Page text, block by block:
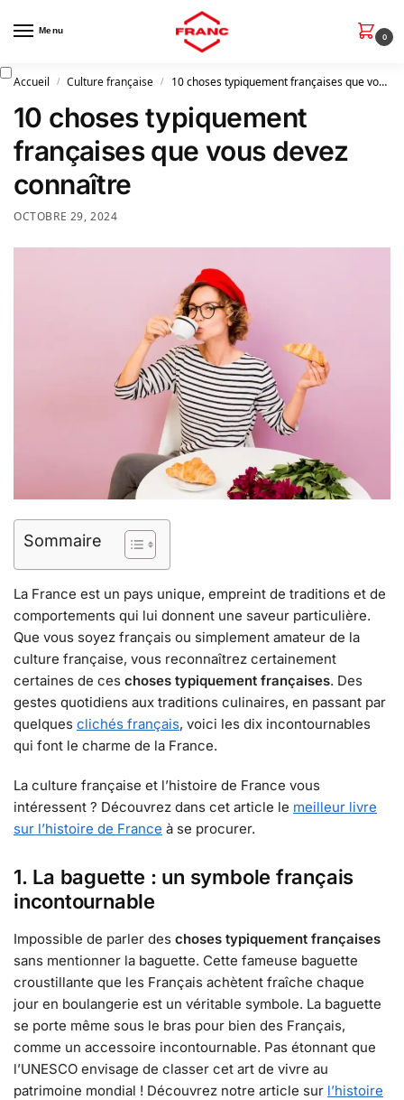
Menu
0
Accueil / Culture française / 10 choses typiquement françaises que vous devez connaître
10 choses typiquement
françaises que vous devez
connaître
OCTOBRE 29, 2024
Sommaire
La France est un pays unique, empreint de traditions et de
comportements qui lui donnent une saveur particulière.
Que vous soyez français ou simplement amateur de la
culture française, vous reconnaîtrez certainement
certaines de ces choses typiquement françaises. Des
gestes quotidiens aux traditions culinaires, en passant par
quelques clichés français, voici les dix incontournables
qui font le charme de la France.
La culture française et l’histoire de France vous
intéressent ? Découvrez dans cet article le meilleur livre
sur l’histoire de France à se procurer.
1. La baguette : un symbole français
incontournable
Impossible de parler des choses typiquement françaises
sans mentionner la baguette. Cette fameuse baguette
croustillante que les Français achètent fraîche chaque
jour en boulangerie est un véritable symbole. La baguette
se porte même sous le bras pour bien des Français,
comme un accessoire incontournable. Pas étonnant que
l’UNESCO envisage de classer cet art de vivre au
patrimoine mondial ! Découvrez notre article sur l’histoire